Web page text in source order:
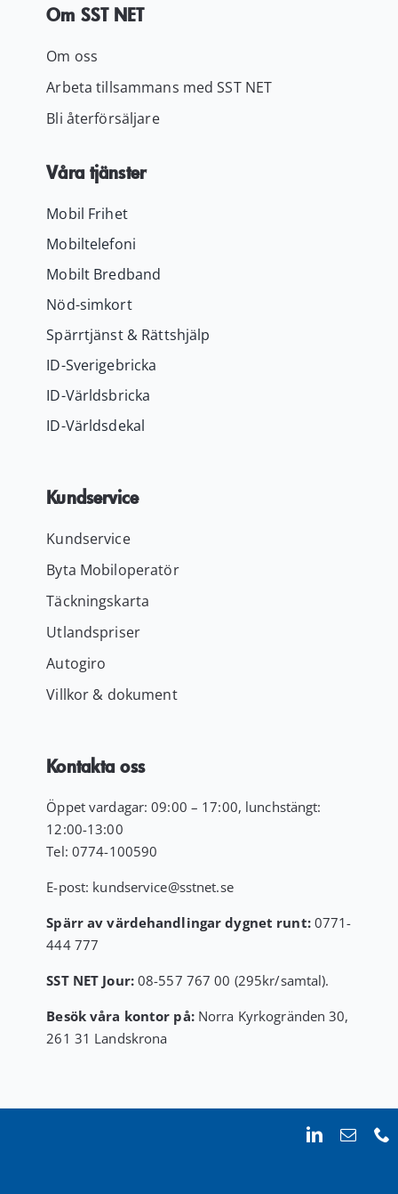
Om SST NET
Om oss
Arbeta tillsammans med SST NET
Bli återförsäljare
Våra tjänster
Mobil Frihet
Mobiltelefoni
Mobilt Bredband
Nöd-simkort
Spärrtjänst & Rättshjälp
ID-Sverigebricka
ID-Världsbricka
ID-Världsdekal
Kundservice
Kundservice
Byta Mobiloperatör
Täckningskarta
Utlandspriser
Autogiro
Villkor & dokument
Kontakta oss
Öppet vardagar: 09:00 – 17:00, lunchstängt:
12:00-13:00
Tel: 0774-100590
E-post: kundservice@sstnet.se
Spärr av värdehandlingar dygnet runt:0771-
444 777
SST NET Jour:08-557 767 00 (295kr/samtal).
Besök våra kontor på: Norra Kyrkogränden 30,
261 31 Landskrona